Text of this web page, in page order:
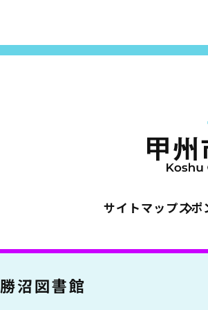
サイトマップスポ
勝沼図書館